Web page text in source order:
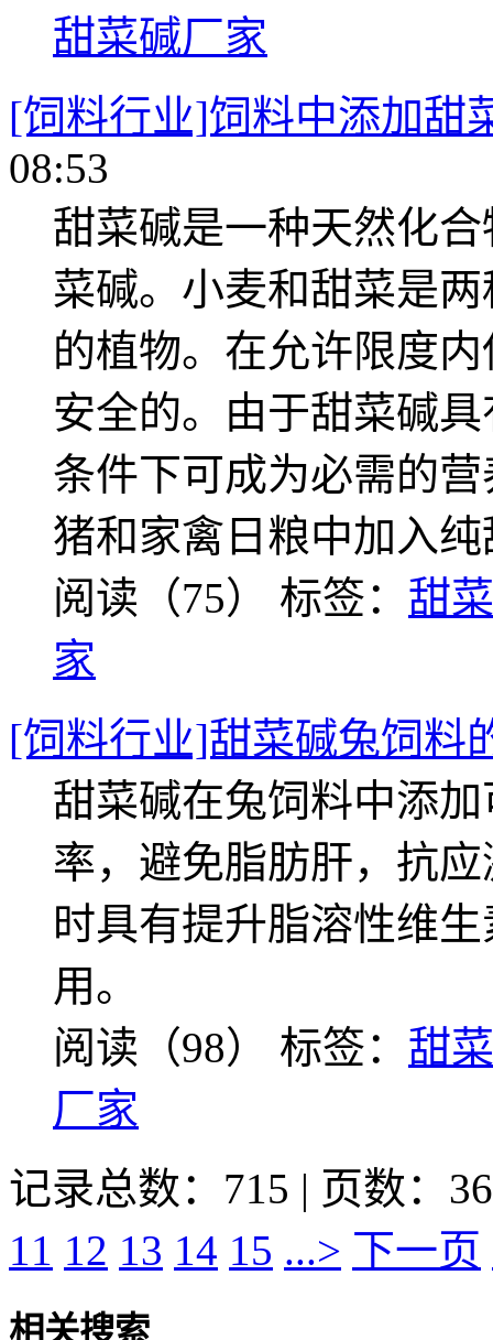
甜菜碱厂家
[饲料行业]饲料中添加甜
08:53
甜菜碱是一种天然化
菜碱。小麦和甜菜是
的植物。在允许限度
安全的。由于甜菜碱
条件下可成为必需的
猪和家禽日粮中加入
阅读（75） 标签： 甜
家
[饲料行业]甜菜碱兔饲料
甜菜碱在兔饲料中添
率，避免脂肪肝，抗
时具有提升脂溶性维
用。
阅读（98） 标签： 甜
厂家
记录总数：715 | 页数：36
11 12 13 14 15 ...> 下一页
相关搜索